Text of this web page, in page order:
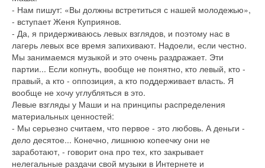
- Нам пишут: «Вы должны встретиться с нашей молодежью»,
- вступает Женя Куприянов.
- Да, я придерживаюсь левых взглядов, и поэтому нас в
лагерь левых все время запихивают. Надоели, если честно.
Мы занимаемся музыкой и это очень раздражает. Эти
партии... Если копнуть, вообще не понятно, кто левый, кто -
правый, а кто - оппозиция, а кто поддерживает власть. Я
вообще не хочу углубляться в это.
Левые взгляды у Маши и на принципы распределения
материальных ценностей:
- Мы серьезно считаем, что первое - это любовь. А деньги -
дело десятое... Конечно, лишнюю копеечку они не
заработают, - говорит она про тех, кто закрывает
нелегальные раздачи свой музыки в Интернете и